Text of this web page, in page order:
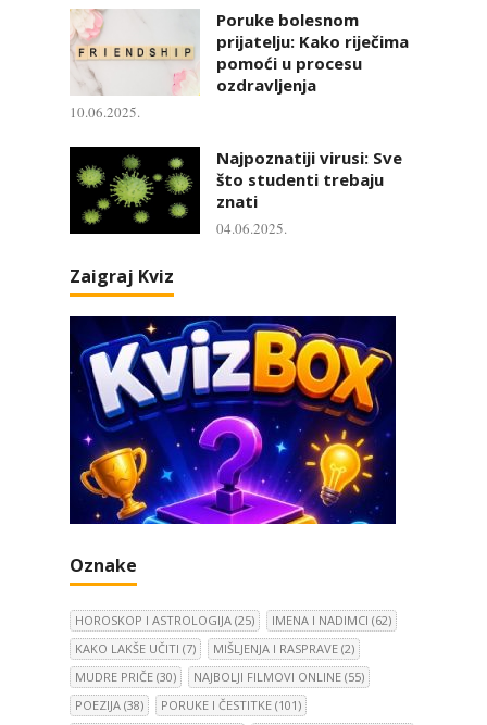
Poruke bolesnom
prijatelju: Kako riječima
pomoći u procesu
ozdravljenja
10.06.2025.
Najpoznatiji virusi: Sve
što studenti trebaju
znati
04.06.2025.
Zaigraj Kviz
Oznake
HOROSKOP I ASTROLOGIJA (25) IMENA I NADIMCI (62)
KAKO LAKŠE UČITI (7) MIŠLJENJA I RASPRAVE (2)
MUDRE PRIČE (30) NAJBOLJI FILMOVI ONLINE (55)
POEZIJA (38) PORUKE I ČESTITKE (101)